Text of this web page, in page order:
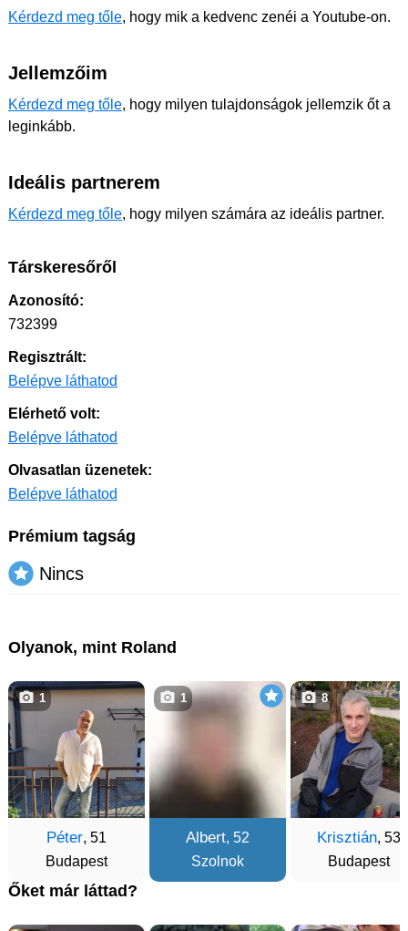
Kérdezd meg tőle, hogy mik a kedvenc zenéi a Youtube-on.
Jellemzőim
Kérdezd meg tőle, hogy milyen tulajdonságok jellemzik őt a
leginkább.
Ideális partnerem
Kérdezd meg tőle, hogy milyen számára az ideális partner.
Társkeresőről
Azonosító:
732399
Regisztrált:
Belépve láthatod
Elérhető volt:
Belépve láthatod
Olvasatlan üzenetek:
Belépve láthatod
Prémium tagság
Nincs
Olyanok, mint Roland
Péter, 51
Budapest
1
Albert, 52
Szolnok
1
Krisztián, 53
Budapest
8
Őket már láttad?